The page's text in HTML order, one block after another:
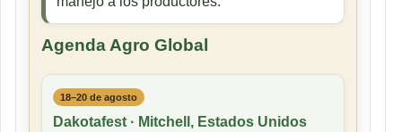
Agenda Agro Global
18–20 de agosto
Dakotafest · Mitchell, Estados Unidos